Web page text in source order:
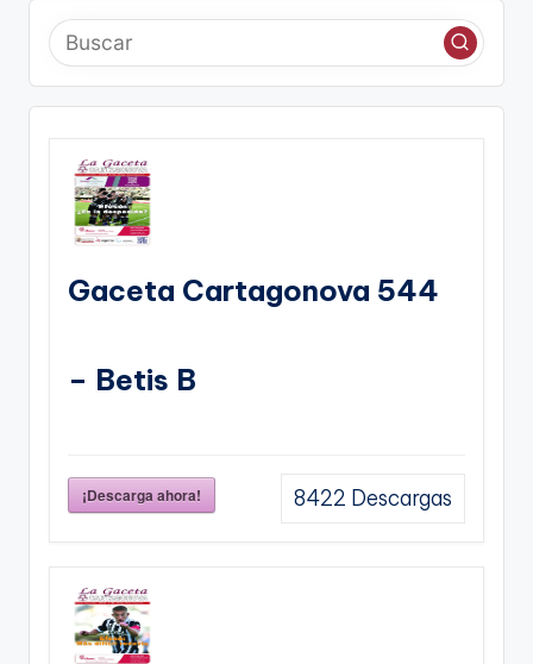
Gaceta Cartagonova 544
– Betis B
¡Descarga ahora! 8422 Descargas